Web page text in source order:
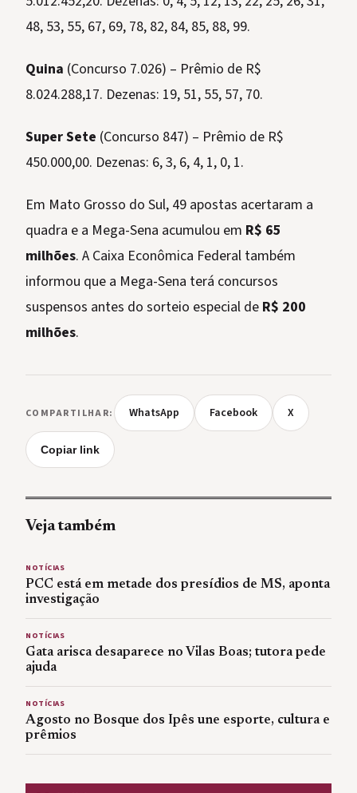
48, 53, 55, 67, 69, 78, 82, 84, 85, 88, 99.
Quina (Concurso 7.026) – Prêmio de R$
8.024.288,17. Dezenas: 19, 51, 55, 57, 70.
Super Sete (Concurso 847) – Prêmio de R$
450.000,00. Dezenas: 6, 3, 6, 4, 1, 0, 1.
Em Mato Grosso do Sul, 49 apostas acertaram a
quadra e a Mega-Sena acumulou em R$ 65
milhões. A Caixa Econômica Federal também
informou que a Mega-Sena terá concursos
suspensos antes do sorteio especial de R$ 200
milhões.
COMPARTILHAR: WhatsApp Facebook X
Copiar link
Veja também
NOTÍCIAS
PCC está em metade dos presídios de MS, aponta
investigação
NOTÍCIAS
Gata arisca desaparece no Vilas Boas; tutora pede
ajuda
NOTÍCIAS
Agosto no Bosque dos Ipês une esporte, cultura e
prêmios